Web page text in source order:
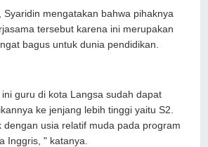
Syaridin mengatakan bahwa pihaknya
tersebut karena ini merupakan
bagus untuk dunia pendidikan.
guru di kota Langsa sudah dapat
ke jenjang lebih tinggi yaitu S2.
dengan usia relatif muda pada program
Inggris, " katanya.